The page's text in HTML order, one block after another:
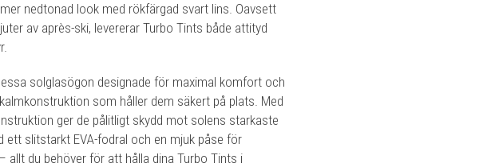
nedtonad look med rökfärgad svart lins. Oavsett
av après-ski, levererar Turbo Tints både attityd
solglasögon designade för maximal komfort och
som håller dem säkert på plats. Med
ger de pålitligt skydd mot solens starkaste
ett slitstarkt EVA-fodral och en mjuk påse för
allt du behöver för att hålla dina Turbo Tints i